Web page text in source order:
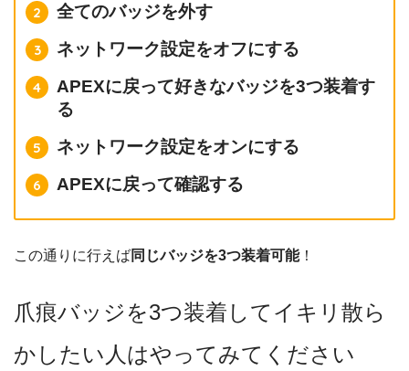
全てのバッジを外す
ネットワーク設定をオフにする
APEXに戻って好きなバッジを3つ装着す
る
ネットワーク設定をオンにする
APEXに戻って確認する
この通りに行えば同じバッジを3つ装着可能！
爪痕バッジを3つ装着してイキリ散ら
かしたい人はやってみてください